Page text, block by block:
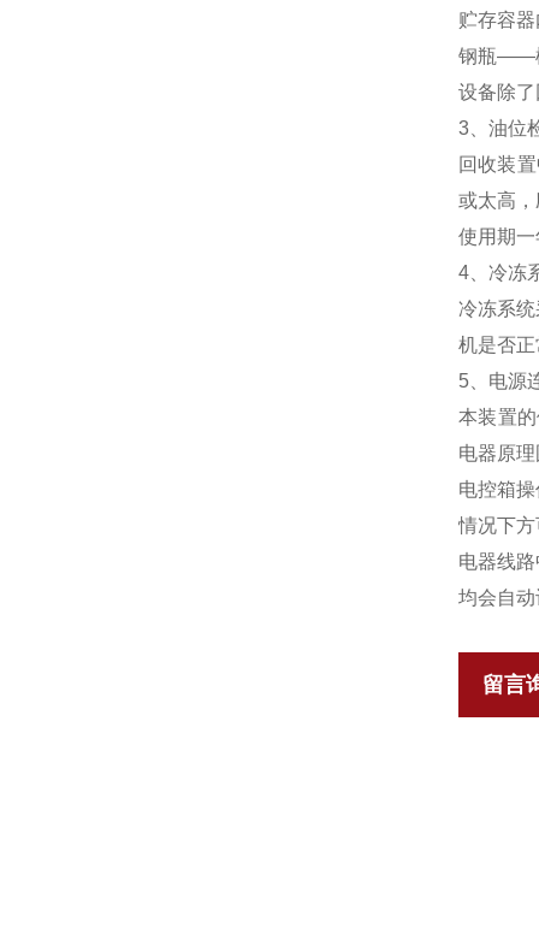
贮存容
钢瓶——
设备除
3、油位
回收装
或太高
使用期
4、冷冻
冷冻系
机是否
5、电源
本装置
电器原
电控箱
情况下
电器线
均会自
留言